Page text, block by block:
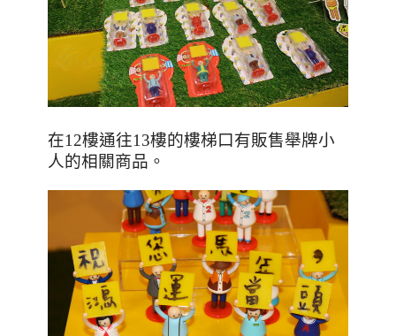
在12樓通往13樓的樓梯口有販售舉牌小
人的相關商品。